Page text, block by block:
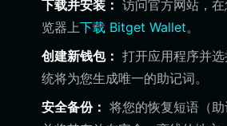
下载并安装： 访问官方网站，
览器上下载 Bitget Wallet。
创建新钱包： 打开应用程序并
统将为您生成唯一的助记词。
安全备份： 将您的恢复短语（助